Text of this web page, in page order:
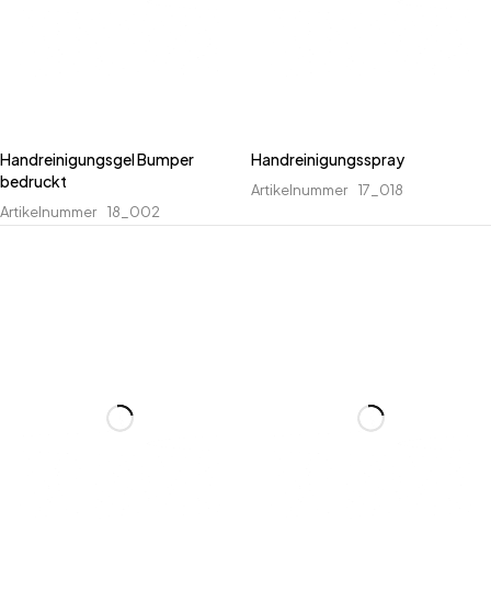
Handreinigungsgel Bumper
bedruckt
Artikelnummer 18_002
Handreinigungsspray
Artikelnummer 17_018